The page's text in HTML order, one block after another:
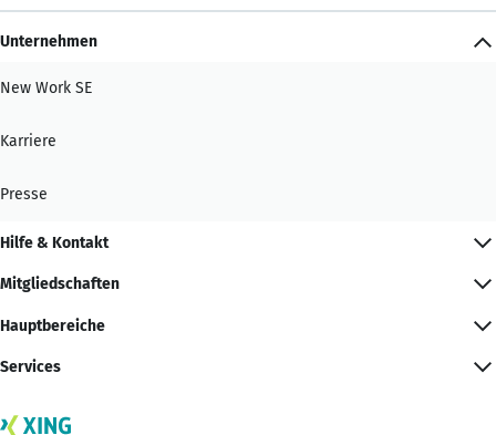
Unternehmen
New Work SE
Karriere
Presse
Hilfe & Kontakt
Mitgliedschaften
Hauptbereiche
Services